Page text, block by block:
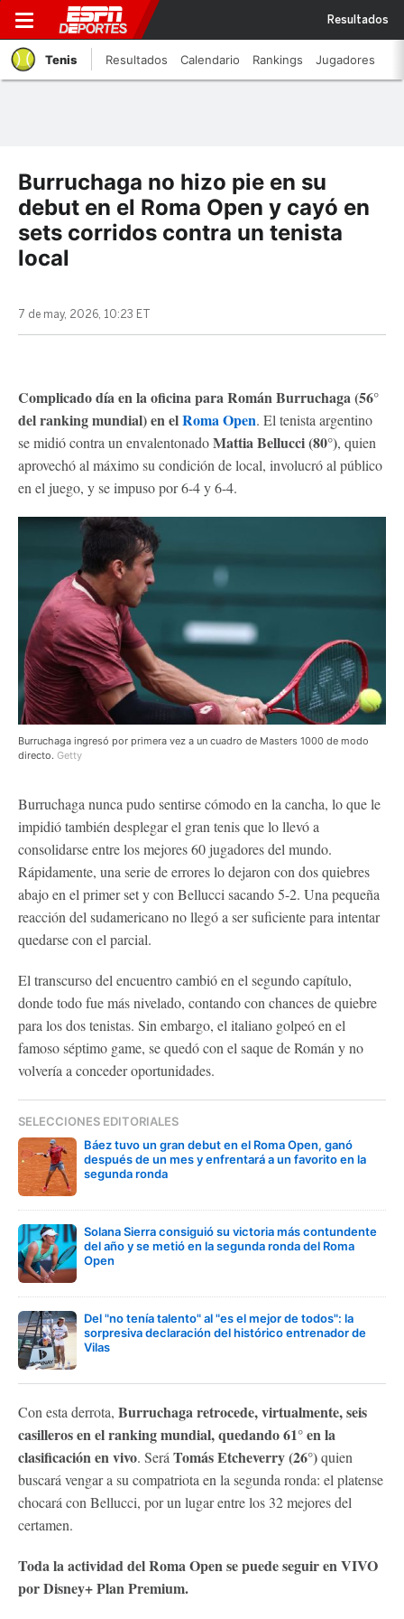
Resultados
Tenis Resultados Calendario Rankings Jugadores
Burruchaga no hizo pie en su
debut en el Roma Open y cayó en
sets corridos contra un tenista
local
7 de may, 2026, 10:23 ET
Complicado día en la oficina para Román Burruchaga (56°
del ranking mundial) en elRoma Open. El tenista argentino
se midió contra un envalentonadoMattia Bellucci (80°), quien
aprovechó al máximo su condición de local, involucró al público
en el juego, y se impuso por 6-4 y 6-4.
Burruchaga ingresó por primera vez a un cuadro de Masters 1000 de modo
directo. Getty
Burruchaga nunca pudo sentirse cómodo en la cancha, lo que le
impidió también desplegar el gran tenis que lo llevó a
consolidarse entre los mejores 60 jugadores del mundo.
Rápidamente, una serie de errores lo dejaron con dos quiebres
abajo en el primer set y con Bellucci sacando 5-2. Una pequeña
reacción del sudamericano no llegó a ser suficiente para intentar
quedarse con el parcial.
El transcurso del encuentro cambió en el segundo capítulo,
donde todo fue más nivelado, contando con chances de quiebre
para los dos tenistas. Sin embargo, el italiano golpeó en el
famoso séptimo game, se quedó con el saque de Román y no
volvería a conceder oportunidades.
SELECCIONES EDITORIALES
Báez tuvo un gran debut en el Roma Open, ganó
después de un mes y enfrentará a un favorito en la
segunda ronda
Solana Sierra consiguió su victoria más contundente
del año y se metió en la segunda ronda del Roma
Open
Del "no tenía talento" al "es el mejor de todos": la
sorpresiva declaración del histórico entrenador de
Vilas
Con esta derrota, Burruchaga retrocede, virtualmente, seis
casilleros en el ranking mundial, quedando 61° en la
clasificación en vivo. Será Tomás Etcheverry (26°)quien
buscará vengar a su compatriota en la segunda ronda: el platense
chocará con Bellucci, por un lugar entre los 32 mejores del
certamen.
Toda la actividad del Roma Open se puede seguir en VIVO
por Disney+ Plan Premium.